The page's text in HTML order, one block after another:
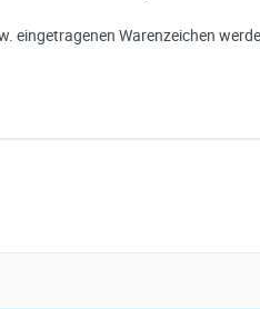
eingetragenen Warenzeichen